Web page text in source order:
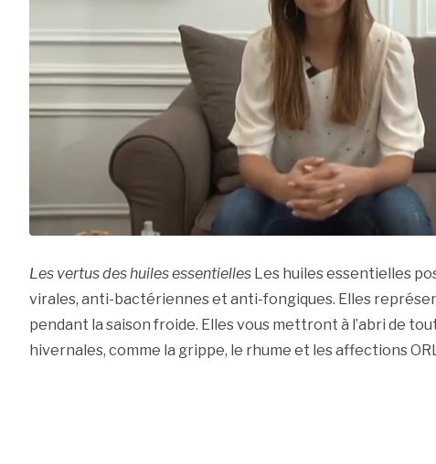
Les vertus des huiles essentiellesLes huiles essentielles
virales, anti-bactériennes et anti-fongiques. Elles
pendant la saison froide. Elles vous mettront à l’abri de
hivernales, comme la grippe, le rhume et les affections